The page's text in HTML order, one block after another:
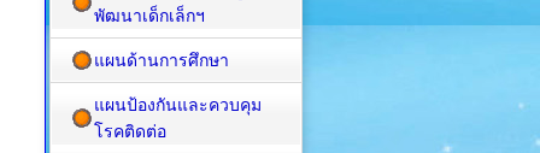
พัฒนาเด็กเล็กฯ
แผนด้านการศึกษา
แผนป้องกันและควบคุม
โรคติดต่อ